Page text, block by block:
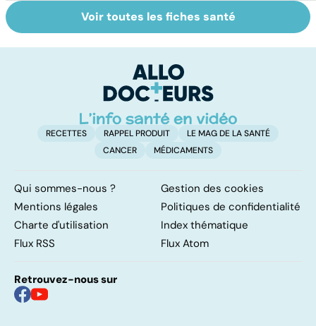
Tout savoir sur
les infections
Inflammation des
amygdales : que
d'angine ?
Voir toutes les fiches santé
RECETTES RAPPEL PRODUIT
LE MAG DE LA SANTÉ
CANCER
MÉDICAMENTS
Qui sommes-nous ?
Gestion des cookies
Mentions légales
Politiques de confidentialité
Charte d'utilisation
Index thématique
Flux RSS
Flux Atom
Retrouvez-nous sur